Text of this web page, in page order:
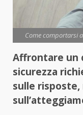
Come comportarsi
Affrontare un
sicurezza
sulle risposte,